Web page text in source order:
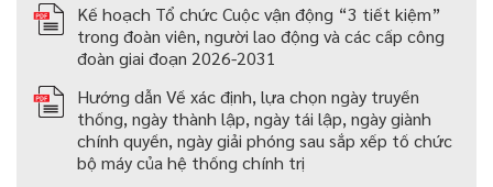
Kế hoạch Tổ chức Cuộc vận động “3 tiết kiệm”
trong đoàn viên, người lao động và các cấp công
đoàn giai đoạn 2026-2031
Hướng dẫn Về xác định, lựa chọn ngày truyền
thống, ngày thành lập, ngày tái lập, ngày giành
chính quyền, ngày giải phóng sau sắp xếp tố chức
bộ máy của hệ thống chính trị